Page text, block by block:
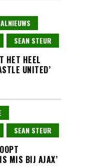
SEAN STEUR
HET HEEL
UNITED’
SEAN STEUR
MIS BIJ AJAX’